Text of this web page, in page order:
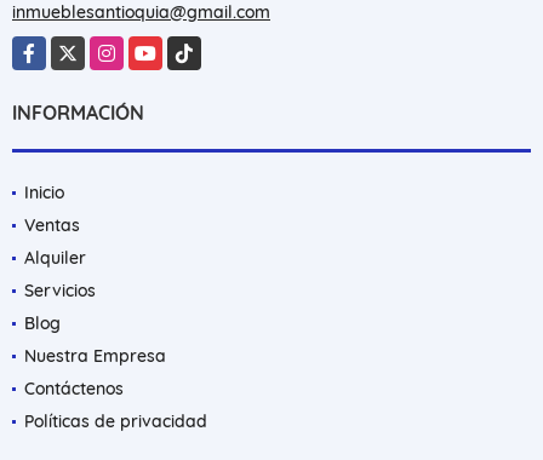
inmueblesantioquia@gmail.com
Facebook
X InstagramYouTubeTikTok
INFORMACIÓN
Inicio
Ventas
Alquiler
Servicios
Blog
Nuestra Empresa
Contáctenos
Políticas de privacidad